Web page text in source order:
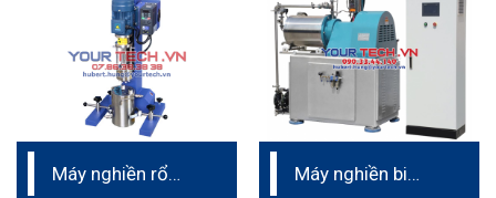
Máy nghiền rổ
Máy nghiền bi